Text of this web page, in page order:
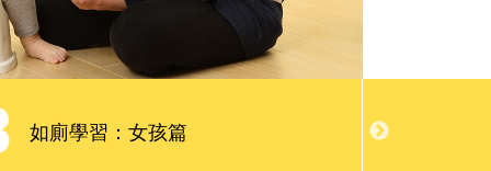
如廁學習：女孩篇 4